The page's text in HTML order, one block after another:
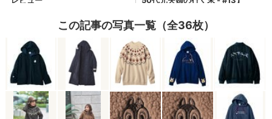
この記事の写真一覧（全36枚）